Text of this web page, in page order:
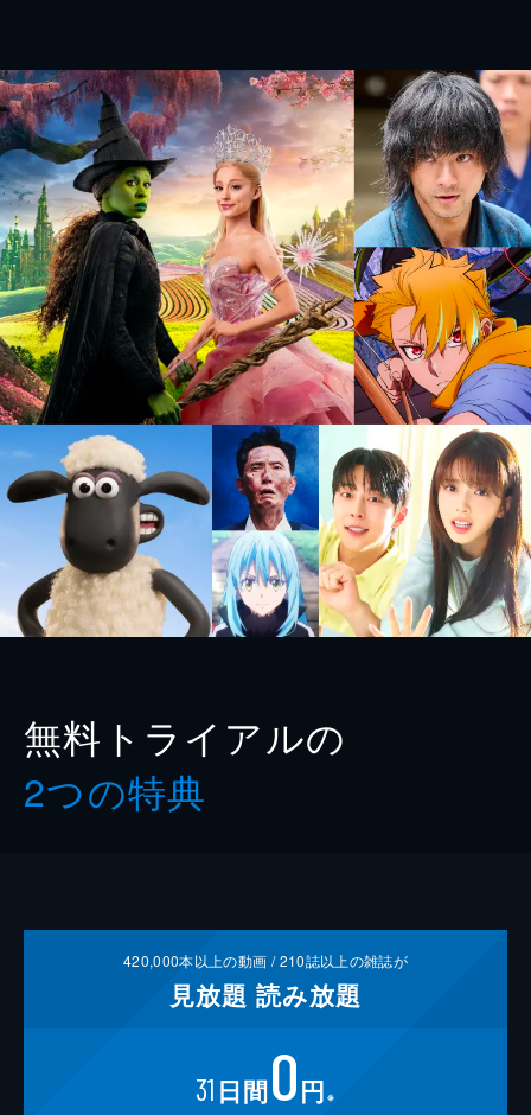
無料トライアルの
2つの特典
420,000本以上の動画 /210誌以上の雑誌が
見放題 読み放題
31 日間0円 ※